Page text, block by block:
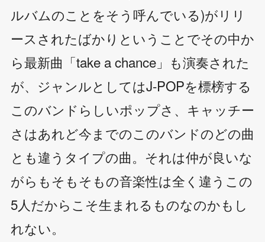
ルバムのことをそう呼んでいる)がリリ
ースされたばかりということでその中か
ら最新曲「take a chance」も演奏された
が、ジャンルとしてはJ-POPを標榜する
このバンドらしいポップさ、キャッチー
さはあれど今までのこのバンドのどの曲
とも違うタイプの曲。それは仲が良いな
がらもそもそもの音楽性は全く違うこの
5人だからこそ生まれるものなのかもし
れない。